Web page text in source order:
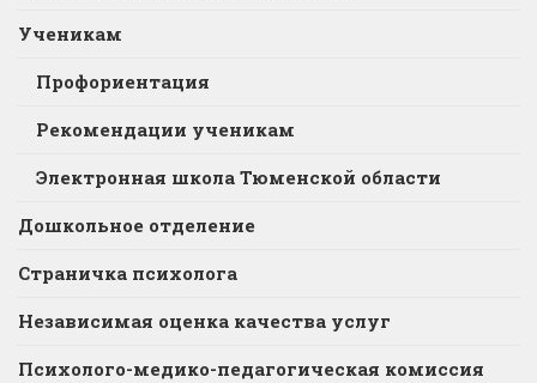
Ученикам
Профориентация
Рекомендации ученикам
Электронная школа Тюменской области
Дошкольное отделение
Страничка психолога
Независимая оценка качества услуг
Психолого-медико-педагогическая комиссия